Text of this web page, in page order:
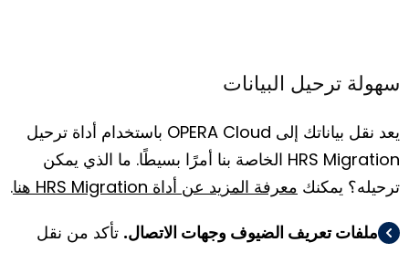
سهولة ترحيل البيانات
يعد نقل بياناتك إلى OPERA Cloud باستخدام أداة ترحيل
HRS Migration الخاصة بنا أمرًا بسيطًا. ما الذي يمكن
ترحيله؟ يمكنك معرفة المزيد عن أداة HRS Migration هنا
.
ملفات تعريف الضيوف وجهات الاتصال. تأكد من نقل